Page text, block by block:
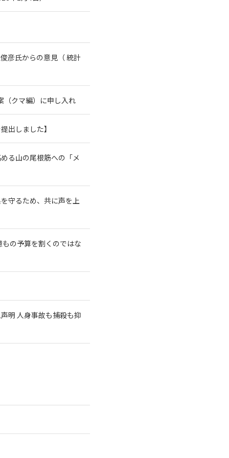
彦氏からの意見（ 統計
クマ編）に申し入れ
出しました】
る山の尾根筋への「メ
守るため、共に声を上
の予算を割くのではな
明 人身事故も捕殺も抑